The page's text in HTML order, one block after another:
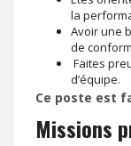
la
Avoir une
de
Faites
d’équipe.
Ce poste est
Missions